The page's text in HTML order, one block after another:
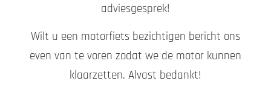
adviesgesprek!
Wilt u een motorfiets bezichtigen bericht ons
even van te voren zodat we de motor kunnen
klaarzetten. Alvast bedankt!